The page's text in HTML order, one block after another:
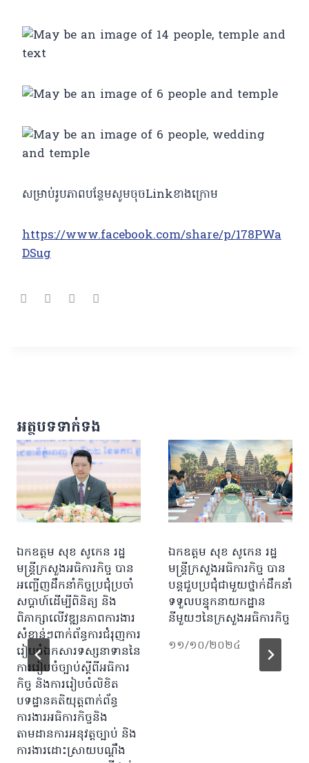
សម្រាប់រូបភាពបន្ថែមសូមចុចLinkខាងក្រោម
https://www.facebook.com/share/p/178PWa
DSug
អត្ថបទទាក់ទង
ឯកឧត្តម សុខ សូកេន រដ្ឋ
មន្ត្រីក្រសួងអធិការកិច្ច បាន
អញ្ជើញដឹកនាំកិច្ចប្រជុំប្រចាំ
សប្តាហ៍ដើម្បីពិនិត្យ និង
ពិភាក្សាលើវឌ្ឍនភាពការងារ
សំខាន់ៗពាក់ព័ន្ធការជំរុញការ
រៀបចំឯកសារទស្សនាទាននៃ
ការរៀបចំច្បាប់ស្តីពីអធិការ
កិច្ច និងការរៀបចំលិខិត
បទដ្ឋានគតិយុត្តពាក់ព័ន្ធ
ការងារអធិការកិច្ចនិង
តាមដានការអនុវត្តច្បាប់ និង
ការងារដោះស្រាយបណ្តឹង
ឯកឧត្តម សុខ សូកេន រដ្ឋ
មន្ត្រីក្រសួងអធិការកិច្ច បាន
បន្តជួបប្រជុំជាមួយថ្នាក់ដឹកនាំ
ទទួលបន្ទុកនាយកដ្ឋាន
នីមួយៗនៃក្រសួងអធិការកិច្ច
១១/១០/២០២៤